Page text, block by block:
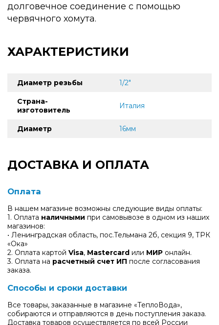
долговечное соединение с помощью
червячного хомута.
ХАРАКТЕРИСТИКИ
Диаметр резьбы 1/2"
Страна-
изготовитель
Италия
Диаметр 16мм
ДОСТАВКА И ОПЛАТА
Оплата
В нашем магазине возможны следующие виды оплаты:
1. Оплата наличными при самовывозе в одном из наших
магазинов:
• Ленинградская область, пос.Тельмана 2б, секция 9, ТРК
«Ока»
2. Оплата картой Visa, Mastercard или МИР онлайн.
3. Оплата на расчетный счет ИП после согласования
заказа.
Способы и сроки доставки
Все товары, заказанные в магазине «ТеплоВода»,
собираются и отправляются в день поступления заказа.
Доставка товаров осуществляется по всей России